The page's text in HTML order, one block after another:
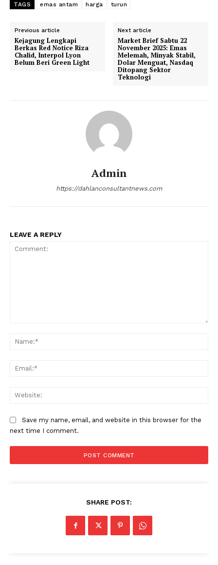
TAGS emas antam harga turun
Previous article
Kejagung Lengkapi
Berkas Red Notice Riza
Chalid, Interpol Lyon
Belum Beri Green Light
Next article
Market Brief Sabtu 22
November 2025: Emas
Melemah, Minyak Stabil,
Dolar Menguat, Nasdaq
Ditopang Sektor
Teknologi
Admin
https://dahlanconsultantnews.com
LEAVE A REPLY
Save my name, email, and website in this browser for the
next time I comment.
SHARE POST: